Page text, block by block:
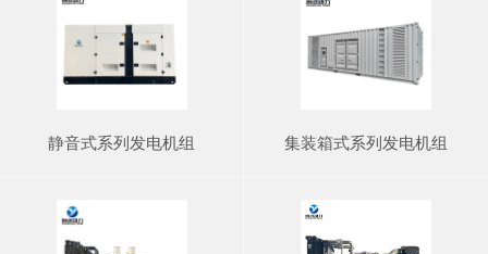
静音式系列发电机组 集装箱式系列发电机组